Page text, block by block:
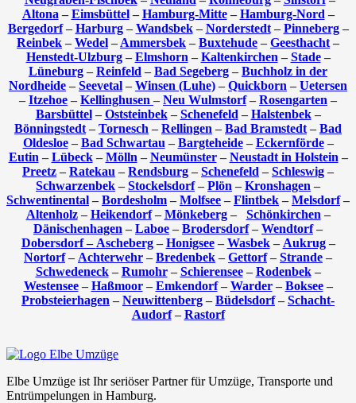
Altona – Eimsbüttel– Hamburg-Mitte– Hamburg-Nord –
Bergedorf– Harburg– Wandsbek– Norderstedt– Pinneberg–
Reinbek – Wedel – Ammersbek – Buxtehude – Geesthacht –
Henstedt-Ulzburg– Elmshorn – Kaltenkirchen – Stade–
Lüneburg – Reinfeld – Bad Segeberg – Buchholz in der
Nordheide – Seevetal – Winsen (Luhe) – Quickborn – Uetersen
– Itzehoe – Kellinghusen – Neu Wulmstorf– Rosengarten –
Barsbüttel– Oststeinbek– Schenefeld – Halstenbek–
Bönningstedt – Tornesch – Rellingen – Bad Bramstedt – Bad
Oldesloe– Bad Schwartau – Bargteheide– Eckernförde–
Eutin – Lübeck– Mölln – Neumünster– Neustadt in Holstein –
Preetz – Ratekau – Rendsburg – Schenefeld – Schleswig –
Schwarzenbek – Stockelsdorf– Plön – Kronshagen –
Schwentinental – Bordesholm – Molfsee – Flintbek – Melsdorf–
Altenholz– Heikendorf– Mönkeberg– Schönkirchen –
Dänischenhagen – Laboe – Brodersdorf– Wendtorf–
Dobersdorf – Ascheberg– Honigsee– Wasbek– Aukrug–
Nortorf– Achterwehr – Bredenbek – Gettorf– Strande –
Schwedeneck– Rumohr– Schierensee– Rodenbek–
Westensee– Haßmoor– Emkendorf– Warder– Boksee–
Probsteierhagen – Neuwittenberg – Büdelsdorf– Schacht-
Audorf– Rastorf
Elbe Umzüge ist Ihr seriöser Partner für Umzüge, Transporte und
Entrümpelungen in Hamburg.